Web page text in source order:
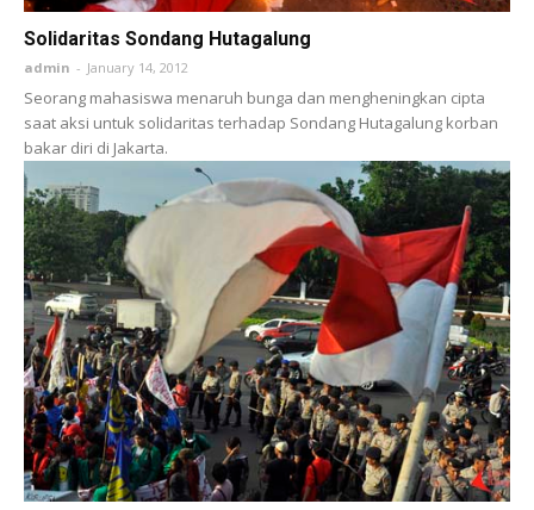
Solidaritas Sondang Hutagalung
admin - January 14, 2012
Seorang mahasiswa menaruh bunga dan mengheningkan cipta
saat aksi untuk solidaritas terhadap Sondang Hutagalung korban
bakar diri di Jakarta.